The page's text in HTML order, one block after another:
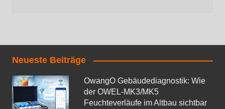
Neueste Beiträge
OwangO Gebäudediagnostik: Wie
der OWEL‑MK3/MK5
Feuchteverläufe im Altbau sichtbar